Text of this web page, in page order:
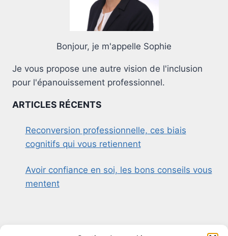
Bonjour, je m'appelle Sophie
Je vous propose une autre vision de l'inclusion
pour l'épanouissement professionnel.
ARTICLES RÉCENTS
Reconversion professionnelle, ces biais
cognitifs qui vous retiennent
Avoir confiance en soi, les bons conseils vous
mentent